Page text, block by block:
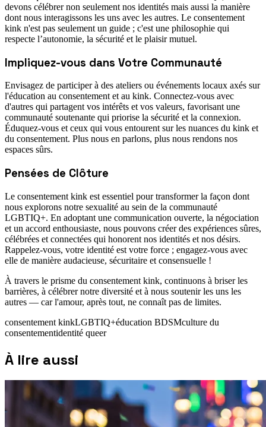
devons célébrer non seulement nos identités mais aussi la manière
dont nous interagissons les uns avec les autres. Le consentement
kink n'est pas seulement un guide ; c'est une philosophie qui
respecte l’autonomie, la sécurité et le plaisir mutuel.
Impliquez-vous dans Votre Communauté
Envisagez de participer à des ateliers ou événements locaux axés sur
l'éducation au consentement et au kink. Connectez-vous avec
d'autres qui partagent vos intérêts et vos valeurs, favorisant une
communauté soutenante qui priorise la sécurité et la connexion.
Éduquez-vous et ceux qui vous entourent sur les nuances du kink et
du consentement. Plus nous en parlons, plus nous rendons nos
espaces sûrs.
Pensées de Clôture
Le consentement kink est essentiel pour transformer la façon dont
nous explorons notre sexualité au sein de la communauté
LGBTIQ+. En adoptant une communication ouverte, la négociation
et un accord enthousiaste, nous pouvons créer des expériences sûres,
célébrées et connectées qui honorent nos identités et nos désirs.
Rappelez-vous, votre identité est votre force ; engagez-vous avec
elle de manière audacieuse, sécuritaire et consensuelle !
À travers le prisme du consentement kink, continuons à briser les
barrières, à célébrer notre diversité et à nous soutenir les uns les
autres — car l'amour, après tout, ne connaît pas de limites.
consentement kinkLGBTIQ+éducation BDSMculture du
consentementidentité queer
À lire aussi